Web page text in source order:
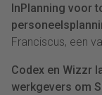
InPlanning voor
Franciscus, een
Codex en Wizzr
werkgevers om